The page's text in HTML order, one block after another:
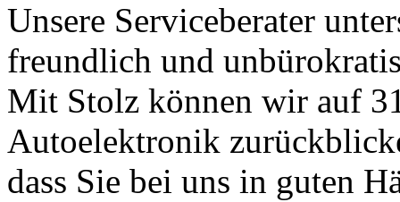
Unsere Serviceberater
freundlich und
Mit Stolz können wir auf
Autoelektronik
dass Sie bei uns in guten